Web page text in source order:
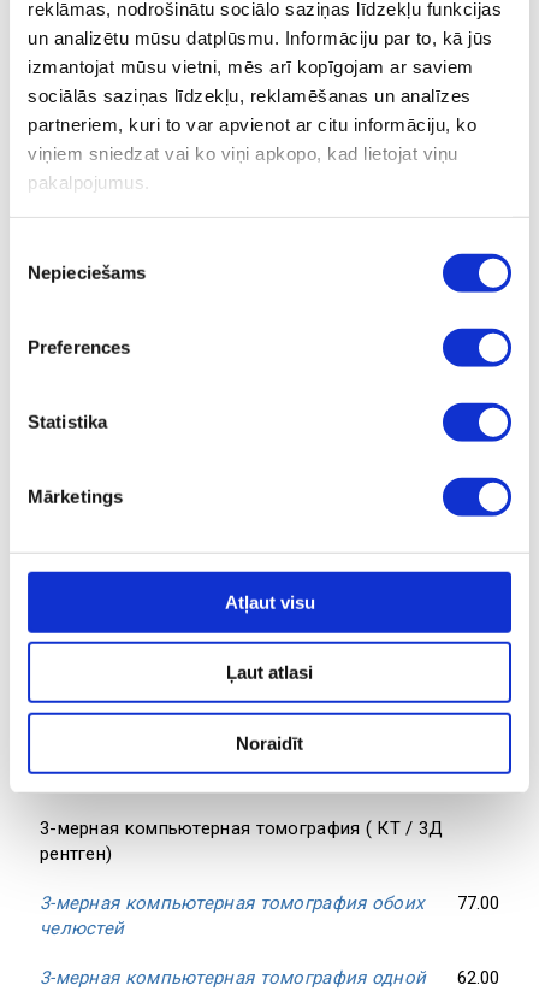
reklāmas, nodrošinātu sociālo saziņas līdzekļu funkcijas
un analizētu mūsu datplūsmu. Informāciju par to, kā jūs
izmantojat mūsu vietni, mēs arī kopīgojam ar saviem
sociālās saziņas līdzekļu, reklamēšanas un analīzes
partneriem, kuri to var apvienot ar citu informāciju, ko
viņiem sniedzat vai ko viņi apkopo, kad lietojat viņu
pakalpojumus.
izvēle
Nepieciešams
Preferences
Statistika
Mārketings
Atļaut visu
Ļaut atlasi
Noraidīt
Цены стоматологические услуги
Консультация и диагностика EUR
Консультация
Протяженность до 15 минут
47.00
ортодонта
70.00
для ребенка
65.00
nepilgadīgam pacientam
50.00
Ortodontijas kontroles vizīte 45.00
Консультация специалиста, включающая
минимальную процедуру
Составление плана лечения
Латеральная цефалометрия 39.00
3-мерная компьютерная томография ( КТ / 3Д
рентген)
3-мерная компьютерная томография обоих
челюстей
77.00
3-мерная компьютерная томография одной
62.00